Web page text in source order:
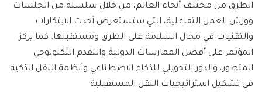
الطرق من مختلف أنحاء العالم، من خلال سلسلة من الجلسات
وورش العمل التفاعلية، التي ستستعرض أحدث الابتكارات
والتقنيات في مجال السلامة على الطرق ومستقبلها. كما يركز
المؤتمر على أفضل الممارسات الدولية والتقدم التكنولوجي
المتطور، والدور التحويلي للذكاء الاصطناعي وأنظمة النقل الذكية
في تشكيل استراتيجيات النقل المستقبلية.